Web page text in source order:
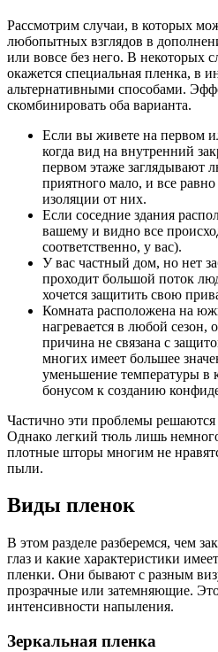
Рассмотрим случаи, в которых
любопытных взглядов в
или вовсе без него. В некоторых
окажется специальная пленка, в
альтернативными способами.
скомбинировать оба варианта.
Если вы живете на первом
когда вид на внутренний
первом этаже заглядывают
приятного мало, и все
изоляции от них.
Если соседние здания
вашему и видно все
соответственно, у вас).
У вас частный дом, но нет
проходит большой поток
хочется защитить свою
Комната расположена на
нагревается в любой сезон,
причина не связана с
многих имеет большее
уменьшение температуры в
бонусом к созданию
Частично эти проблемы
Однако легкий тюль лишь
плотные шторы многим не
пыли.
Виды пленок
В этом разделе разберемся, чем
глаз и какие характеристики
пленки. Они бывают с разным
прозрачные или затемняющие.
интенсивности напыления.
Зеркальная пленка